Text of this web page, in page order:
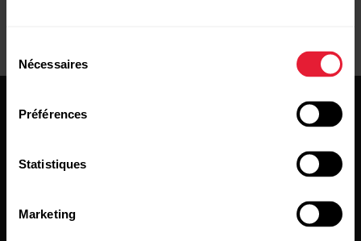
Nécessaires
Préférences
Statistiques
Marketing